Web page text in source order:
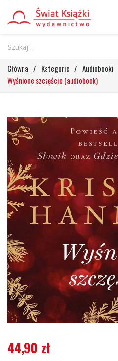
Główna / Kategorie / Audiobooki
Wyśnione szczęście (audiobook)
44,90 zł